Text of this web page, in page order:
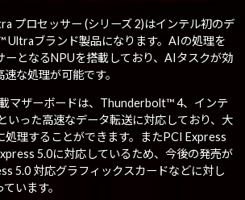
プロセッサー (シリーズ 2)はインテル初のデ
Ultraブランド製品になります。AIの処理を
ーとなるNPUを搭載しており、AIタスクが効
な処理が可能です。
マザーボードは、Thunderbolt™ 4、インテ
いった高速なデータ転送に対応しており、大
処理することができます。またPCI Express
5.0に対応しているため、今後の発売が
5.0 対応グラフィックスカードなどに対し
います。